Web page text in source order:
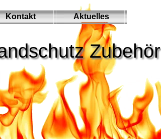
Zubehör
überspringen
▼
Kontakt Aktuelles